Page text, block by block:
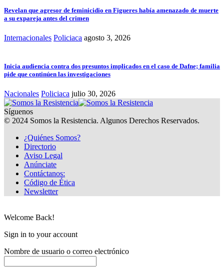
Revelan que agresor de feminicidio en Figueres había amenazado de muerte
a su expareja antes del crimen
Internacionales Policiaca agosto 3, 2026
Inicia audiencia contra dos presuntos implicados en el caso de Dafne; familia
pide que continúen las investigaciones
Nacionales Policiaca julio 30, 2026
Síguenos
© 2024 Somos la Resistencia. Algunos Derechos Reservados.
¿Quiénes Somos?
Directorio
Aviso Legal
Anúnciate
Contáctanos:
Código de Ética
Newsletter
Welcome Back!
Sign in to your account
Nombre de usuario o correo electrónico